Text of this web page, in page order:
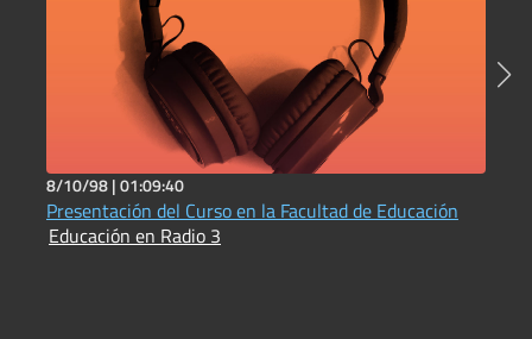
8/10/98 |01:09:40
Presentación del Curso en la Facultad de Educación
Educación en Radio 3